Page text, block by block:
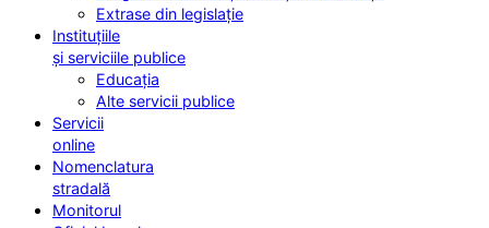
Extrase din legislație
Instituțiile
și serviciile publice
Educația
Alte servicii publice
Servicii
online
Nomenclatura
stradală
Monitorul